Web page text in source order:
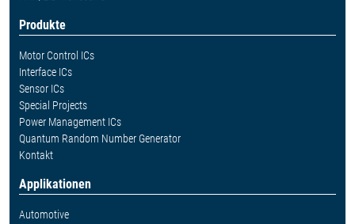
Produkte
Motor Control ICs
Interface ICs
Sensor ICs
Special Projects
Power Management ICs
Quantum Random Number Generator
Kontakt
Applikationen
Automotive